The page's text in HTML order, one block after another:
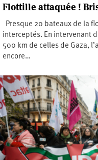
Flottille attaquée !
Presque 20 bateaux de la
interceptés. En intervenant
500 km de celles de Gaza,
encore…